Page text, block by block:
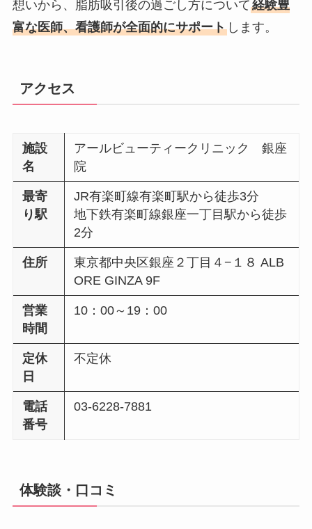
想いから、脂肪吸引後の過ごし方について経験豊
富な医師、看護師が全面的にサポートします。
アクセス
施設
名
アールビューティークリニック 銀座
院
最寄
り駅
JR有楽町線有楽町駅から徒歩3分
地下鉄有楽町線銀座⼀丁⽬駅から徒歩
2分
住所
東京都中央区銀座２丁⽬４−１８ ALB
ORE GINZA 9F
営業
時間
10：00～19：00
定休
日
不定休
電話
番号
03-6228-7881
体験談・口コミ